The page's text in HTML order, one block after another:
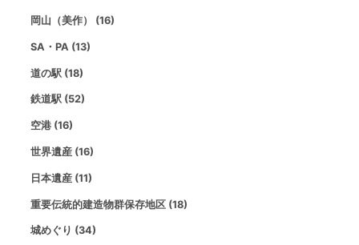
岡山（美作） (16)
SA・PA (13)
道の駅 (18)
鉄道駅 (52)
空港 (16)
世界遺産 (16)
日本遺産 (11)
重要伝統的建造物群保存地区 (18)
城めぐり (34)